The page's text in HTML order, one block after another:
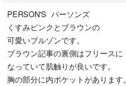
PERSON'S パーソンズ
くすみピンクとブラウンの
可愛いブルゾンです。
ブラウン記事の裏側はフリースに
なっていて肌触りが良いです。
胸の部分に内ポケットがあります。